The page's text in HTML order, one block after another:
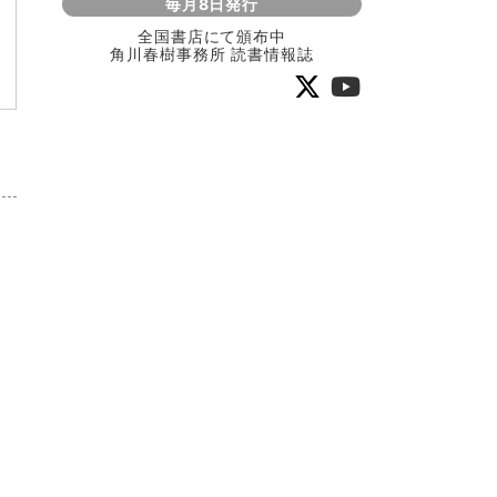
全国書店にて頒布中
角川春樹事務所 読書情報誌